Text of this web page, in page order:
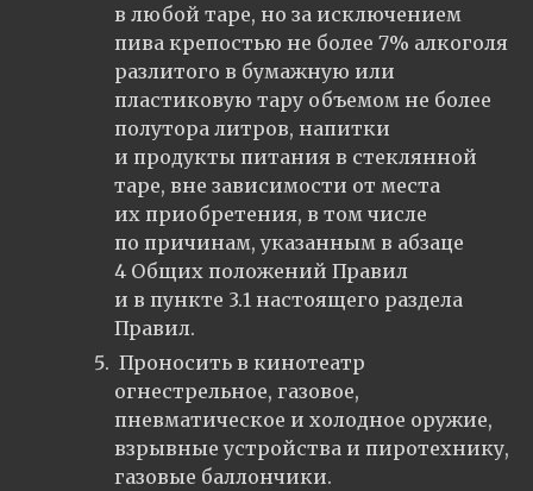
в любой таре, но за исключением
пива крепостью не более 7% алкоголя
разлитого в бумажную или
пластиковую тару объемом не более
полутора литров, напитки
и продукты питания в стеклянной
таре, вне зависимости от места
их приобретения, в том числе
по причинам, указанным в абзаце
4 Общих положений Правил
и в пункте 3.1 настоящего раздела
Правил.
Проносить в кинотеатр
огнестрельное, газовое,
пневматическое и холодное оружие,
взрывные устройства и пиротехнику,
газовые баллончики.